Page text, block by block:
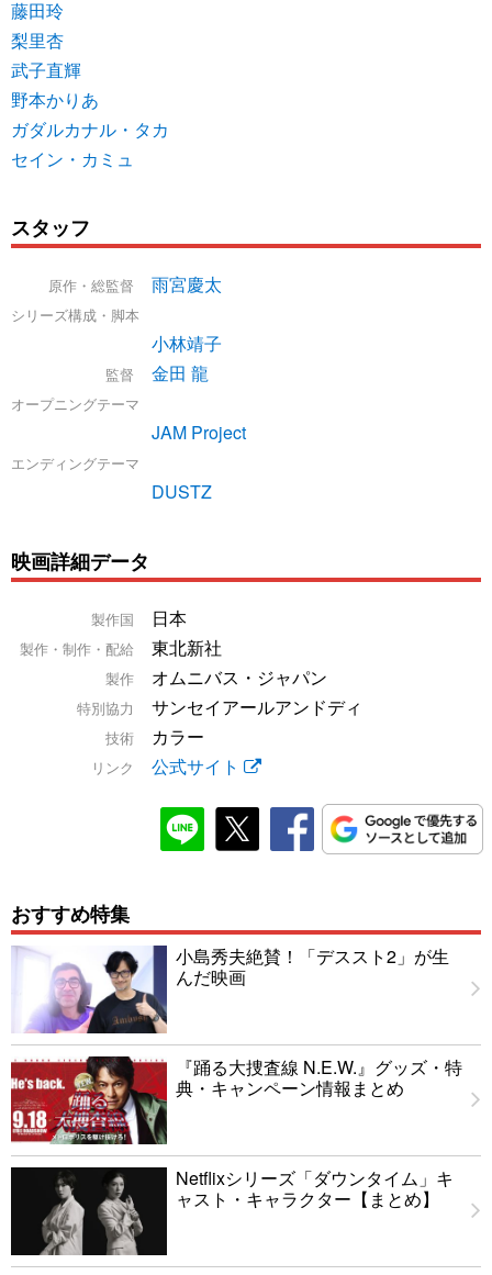
藤田玲
梨里杏
武子直輝
野本かりあ
ガダルカナル・タカ
セイン・カミュ
スタッフ
原作・総監督 雨宮慶太
シリーズ構成・脚本
小林靖子
監督 金田 龍
オープニングテーマ
JAM Project
エンディングテーマ
DUSTZ
映画詳細データ
製作国 日本
製作・制作・配給 東北新社
製作 オムニバス・ジャパン
特別協力 サンセイアールアンドディ
技術 カラー
リンク 公式サイト
おすすめ特集
小島秀夫絶賛！「デススト2」が生
んだ映画
『踊る大捜査線 N.E.W.』グッズ・特
典・キャンペーン情報まとめ
Netflixシリーズ「ダウンタイム」キ
ャスト・キャラクター【まとめ】